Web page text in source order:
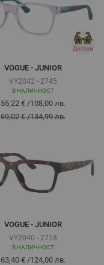
VOGUE - JUNIOR
VY2042 - 2745
В НАЛИЧНОСТ
55,22 € /108,00 лв.
69,02 €/134,99 лв.
VOGUE - JUNIOR
VY2040 - 2718
В НАЛИЧНОСТ
63,40 € /124,00 лв.